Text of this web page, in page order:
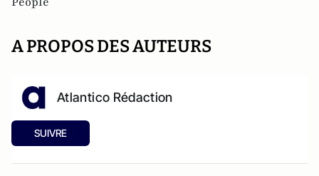
A PROPOS DES AUTEURS
Atlantico Rédaction
SUIVRE